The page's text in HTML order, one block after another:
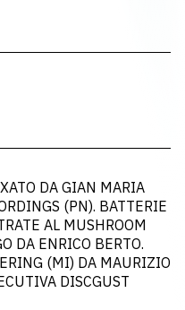
DA GIAN MARIA
(PN). BATTERIE
AL MUSHROOM
DA ENRICO BERTO.
(MI) DA MAURIZIO
DISCGUST